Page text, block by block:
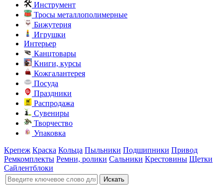
Инструмент
Тросы металлополимерные
Бижутерия
Игрушки
Интерьер
Канцтовары
Книги, курсы
Кожгалантерея
Посуда
Праздники
Распродажа
Сувениры
Творчество
Упаковка
Крепеж Краска Кольца Пыльники Подшипники Привод
Ремкомплекты Ремни, ролики Сальники Крестовины Щетки
Сайлентблоки